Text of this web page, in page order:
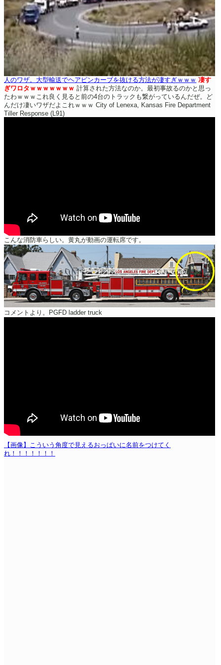
人のワザ。大型輸送でヘアピンカーブを抜ける方法が凄すぎｗｗｗ 凄す
ぎワロタｗｗｗｗｗｗｗ 計算された方法なのか。最初事故るのかと思っ
たわｗｗｗこれ良く見ると前の4台のトラックも繋がっているんだぜ。ど
んだけ凄いワザだよこれｗｗｗ City of Lenexa, Kansas Fire Department
Tiller Response (L91)
こんな消防車らしい。黄丸が動画の運転席です。
コメントより。PGFD ladder truck
【画像】こういう角度で見えるおっぱいに名前をつけてく
れ！！！！！！！